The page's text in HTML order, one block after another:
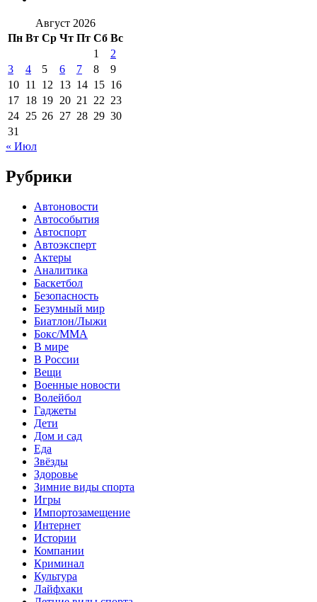
Август 2026
Пн Вт Ср Чт Пт Сб Вс
1
2
3
4 5 6 7 8
9
10 11 12 13 14 15 16
17 18 19 20 21 22 23
24 25 26 27 28 29 30
31
« Июл
Рубрики
Автоновости
Автособытия
Автоспорт
Автоэксперт
Актеры
Аналитика
Баскетбол
Безопасность
Безумный мир
Биатлон/Лыжи
Бокс/MMA
В мире
В России
Вещи
Военные новости
Волейбол
Гаджеты
Дети
Дом и сад
Еда
Звёзды
Здоровье
Зимние виды спорта
Игры
Импортозамещение
Интернет
Истории
Компании
Криминал
Культура
Лайфхаки